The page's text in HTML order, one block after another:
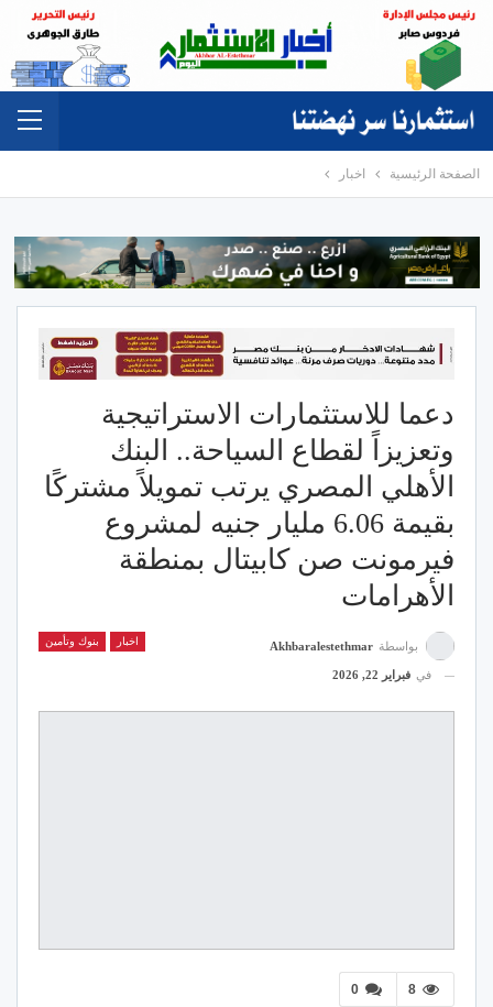
الصفحة الرئيسية اخبار
دعما للاستثمارات الاستراتيجية
وتعزيزاً لقطاع السياحة.. البنك
الأهلي المصري يرتب تمويلاً مشتركًا
بقيمة 6.06 مليار جنيه لمشروع
فيرمونت صن كابيتال بمنطقة
الأهرامات
اخبار بنوك وتأمين بواسطة Akhbaralestethmar
في فبراير 22, 2026
0 8